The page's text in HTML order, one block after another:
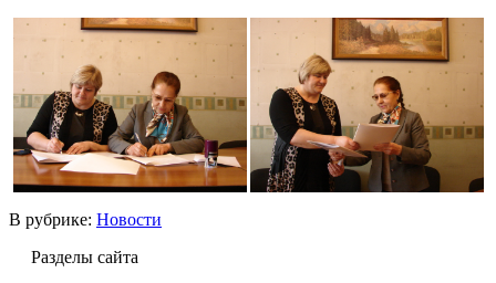
В рубрике: Новости
Разделы сайта